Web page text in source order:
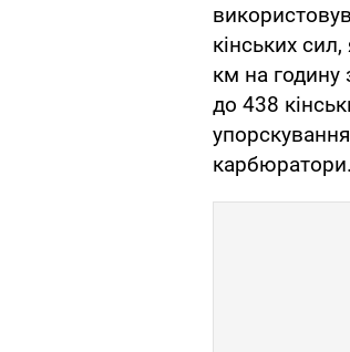
кінських
км на годину
до 438
карбюратори.